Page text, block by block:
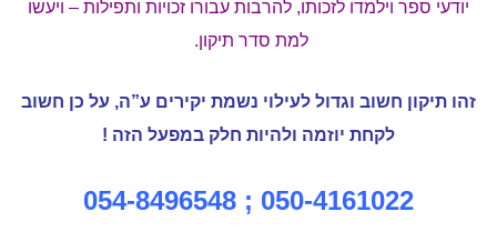
יודעי ספר וילמדו לזכותו, להרבות עבורו זכויות ותפילות – ויעשו
למת סדר תיקון.
זהו תיקון חשוב וגדול לעילוי נשמת יקירים ע”ה, על כן חשוב
לקחת יוזמה ולהיות חלק במפעל הזה !
050-4161022 ;
054-8496548